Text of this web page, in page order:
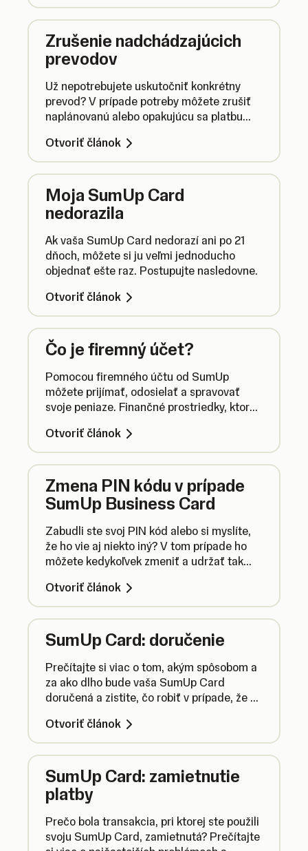
Zrušenie nadchádzajúcich
prevodov
Už nepotrebujete uskutočniť konkrétny
prevod? V prípade potreby môžete zrušiť
naplánovanú alebo opakujúcu sa platbu
prostriedky odoslané z vášho firemného
účtu.
Otvoriť článok
Moja SumUp Card
nedorazila
Ak vaša SumUp Card nedorazí ani po 21
dňoch, môžete si ju veľmi jednoducho
objednať ešte raz. Postupujte nasledovne.
Otvoriť článok
Čo je firemný účet?
Pomocou firemného účtu od SumUp
môžete prijímať, odosielať a spravovať
svoje peniaze. Finančné prostriedky, ktoré
na tento účet poukážeme už na druhý deň.
Otvoriť článok
Zmena PIN kódu v prípade
SumUp Business Card
Zabudli ste svoj PIN kód alebo si myslíte,
že ho vie aj niekto iný? V tom prípade ho
môžete kedykoľvek zmeniť a udržať tak
Otvoriť článok
SumUp Card: doručenie
Prečítajte si viac o tom, akým spôsobom a
za ako dlho bude vaša SumUp Card
doručená a zistite, čo robiť v prípade, že sa
Otvoriť článok
SumUp Card: zamietnutie
platby
Prečo bola transakcia, pri ktorej ste použili
svoju SumUp Card, zamietnutá? Prečítajte